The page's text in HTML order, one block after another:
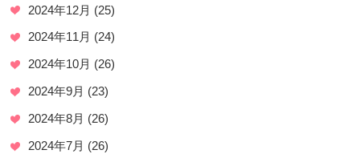
2024年12月 (25)
2024年11月 (24)
2024年10月 (26)
2024年9月 (23)
2024年8月 (26)
2024年7月 (26)